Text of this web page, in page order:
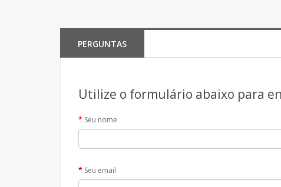
PERGUNTAS
Utilize o formulário abaixo para
Seu nome
Seu email